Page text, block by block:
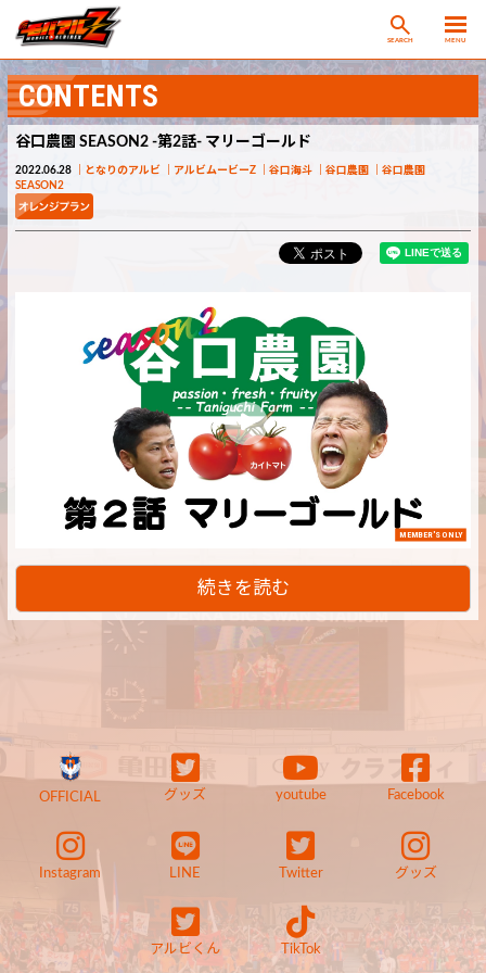
SEARCH MENU
CONTENTS
谷口農園 SEASON2 -第2話- マリーゴールド
2022.06.28 となりのアルビ アルビムービーZ 谷口海斗 谷口農園
谷口農園
SEASON2
MEMBER'S ONLY
続きを読む
OFFICIAL グッズ youtube Facebook
Instagram LINE Twitter グッズ
アルビくん TikTok